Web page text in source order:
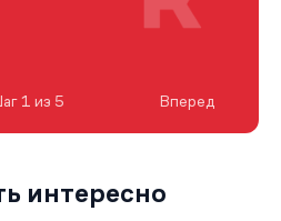
1 из 5 Вперед
интересно